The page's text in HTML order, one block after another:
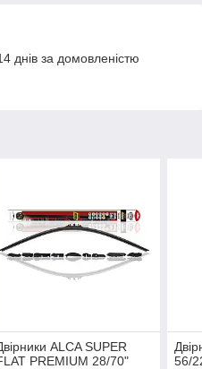
днів за домовленістю
ALCA SUPER
PREMIUM 28/70"
56/